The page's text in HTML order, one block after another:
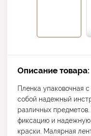
Описание товара:
Пленка упаковочная
собой надежный
различных
фиксацию и надежную
краски. Малярная